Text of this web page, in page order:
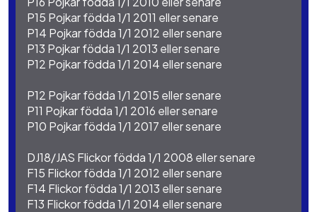
P15 Pojkar födda 1/1 2011 eller senare
P14 Pojkar födda 1/1 2012 eller senare
P13 Pojkar födda 1/1 2013 eller senare
P12 Pojkar födda 1/1 2014 eller senare
P12 Pojkar födda 1/1 2015 eller senare
P11 Pojkar födda 1/1 2016 eller senare
P10 Pojkar födda 1/1 2017 eller senare
DJ18/JAS Flickor födda 1/1 2008 eller senare
F15 Flickor födda 1/1 2012 eller senare
F14 Flickor födda 1/1 2013 eller senare
F13 Flickor födda 1/1 2014 eller senare